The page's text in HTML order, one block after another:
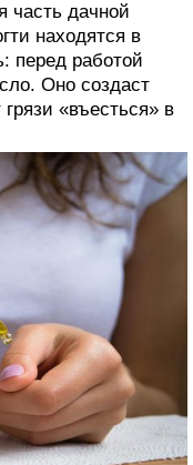
часть дачной
находятся в
перед работой
Оно создаст
«въесться» в